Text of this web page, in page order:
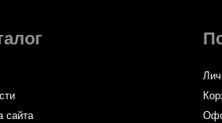
сайта